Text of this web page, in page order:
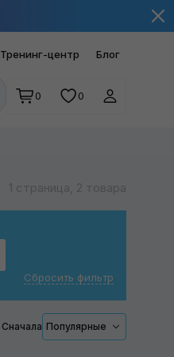
Тренинг-центр Блог
0 0
1 страница, 2 товара
Сбросить фильтр
Сначала Популярные